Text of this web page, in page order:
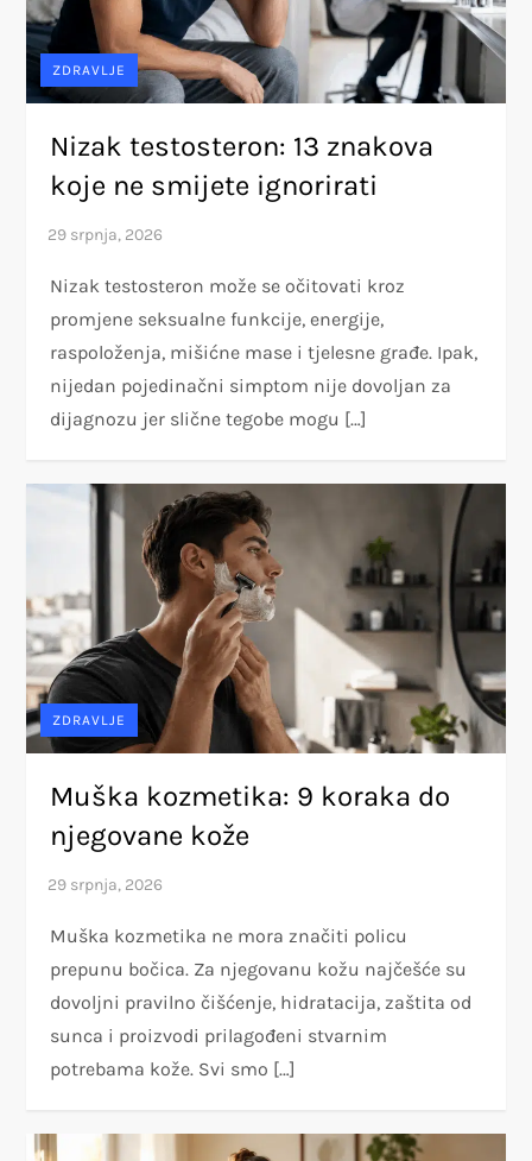
ZDRAVLJE
Nizak testosteron: 13 znakova
koje ne smijete ignorirati
Nizak testosteron može se očitovati kroz
promjene seksualne funkcije, energije,
raspoloženja, mišićne mase i tjelesne građe. Ipak,
nijedan pojedinačni simptom nije dovoljan za
dijagnozu jer slične tegobe mogu […]
ZDRAVLJE
Muška kozmetika: 9 koraka do
njegovane kože
Muška kozmetika ne mora značiti policu
prepunu bočica. Za njegovanu kožu najčešće su
dovoljni pravilno čišćenje, hidratacija, zaštita od
sunca i proizvodi prilagođeni stvarnim
potrebama kože. Svi smo […]